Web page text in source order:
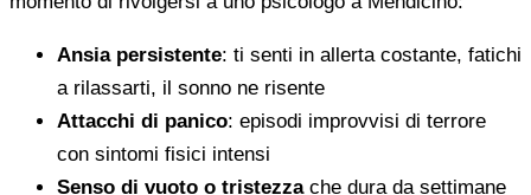
Ansia persistente: ti senti in allerta costante, fatichi
a rilassarti, il sonno ne risente
Attacchi di panico: episodi improvvisi di terrore
con sintomi fisici intensi
Senso di vuoto o tristezzache dura da settimane